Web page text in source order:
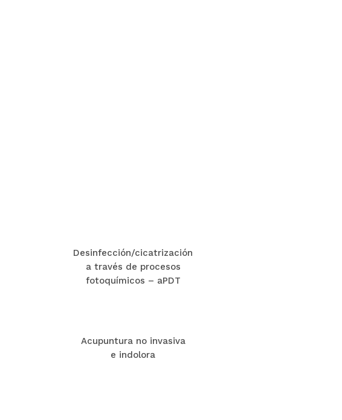
Desinfección/cicatrización
a través de procesos
fotoquímicos – aPDT
Acupuntura no invasiva
e indolora